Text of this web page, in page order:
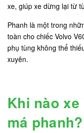
xe, giúp xe dừng lại từ
Phanh là một trong
toàn cho chiếc Volvo
phụ tùng không thể
xuyên.
Khi nào
má phanh?